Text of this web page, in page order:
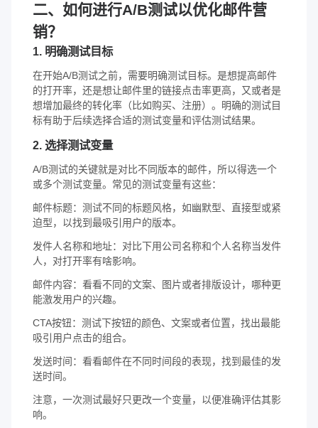
二、如何进行A/B测试以优化邮件营
销？
1. 明确测试目标
在开始A/B测试之前，需要明确测试目标。是想提高邮件
的打开率，还是想让邮件里的链接点击率更高，又或者是
想增加最终的转化率（比如购买、注册）。明确的测试目
标有助于后续选择合适的测试变量和评估测试结果。
2. 选择测试变量
A/B测试的关键就是对比不同版本的邮件，所以得选一个
或多个测试变量。常见的测试变量有这些：
邮件标题：测试不同的标题风格，如幽默型、直接型或紧
迫型，以找到最吸引用户的版本。
发件人名称和地址：对比下用公司名称和个人名称当发件
人，对打开率有啥影响。
邮件内容：看看不同的文案、图片或者排版设计，哪种更
能激发用户的兴趣。
CTA按钮：测试下按钮的颜色、文案或者位置，找出最能
吸引用户点击的组合。
发送时间：看看邮件在不同时间段的表现，找到最佳的发
送时间。
注意，一次测试最好只更改一个变量，以便准确评估其影
响。